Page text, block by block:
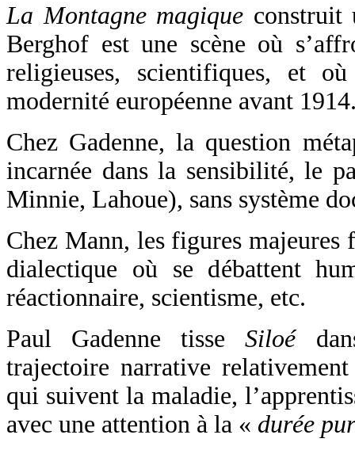
La Montagne magique construit
Berghof est une scène où
religieuses, scientifiques, et
modernité européenne avant
Chez Gadenne, la question
incarnée dans la sensibilité, le
Minnie, Lahoue), sans système
Chez Mann, les figures majeures
dialectique où se débattent
réactionnaire, scientisme, etc.
Paul Gadenne tisseSiloé
trajectoire narrative
qui suivent la maladie,
avec une attention à la « durée